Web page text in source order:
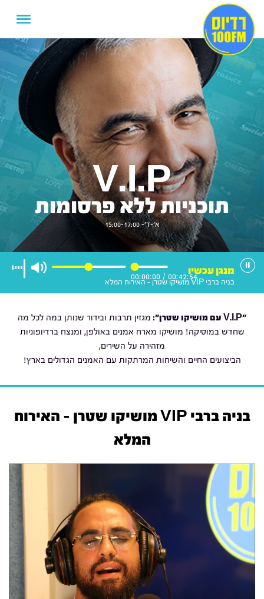
V.I.P
תוכניות ללא פרסומות
א'-ד'- 15:00-17:00
00:42:54
/
00:00:00
מנגן עכשיו
בניה ברבי VIP מושיקו שטרן - האירוח המלא
"V.I.P עם מושיקו שטרן ": מגזין תרבות ובידור שנותן במה לכל מה
שחדש במוסיקה! מושיקו מארח אמנים באולפן, ומנצח ברדיופוניות
מזהירה על השירים,
הביצועים החיים והשיחות המרתקות עם האמנים הגדולים בארץ!
בניה ברבי VIP מושיקו שטרן - האירוח
המלא